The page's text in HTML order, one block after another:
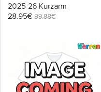
2025-26 Kurzarm
28.95€ 99.88€